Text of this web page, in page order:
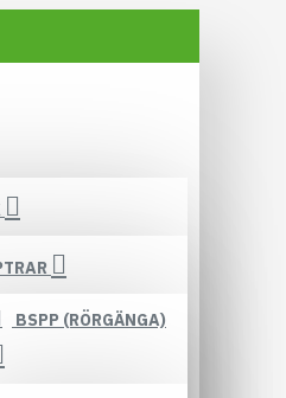
BSPP (RÖRGÄNGA)